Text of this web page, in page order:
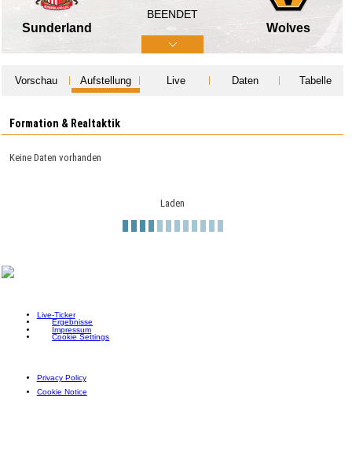
Sunderland
BEENDET
Wolves
Vorschau Aufstellung Live Daten Tabelle
Formation & Realtaktik
Keine Daten vorhanden
Laden
Live-Ticker
Ergebnisse
Impressum
Cookie Settings
Privacy Policy
Cookie Notice